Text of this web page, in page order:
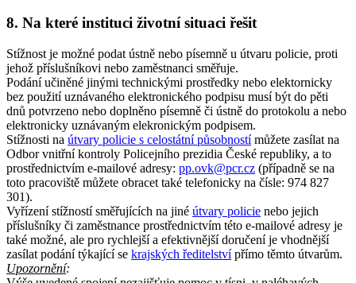
8. Na které instituci životní situaci řešit
Stížnost je možné podat ústně nebo písemně u útvaru policie, proti
jehož příslušníkovi nebo zaměstnanci směřuje.
Podání učiněné jinými technickými prostředky nebo elektornicky
bez použití uznávaného elektronického podpisu musí být do pěti
dnů potvrzeno nebo doplněno písemně či ústně do protokolu a nebo
elektronicky uznávaným elekronickým podpisem.
Stížnosti na útvary policie s celostátní působnostímůžete zasílat na
Odbor vnitřní kontroly Policejního prezidia České republiky, a to
prostřednictvím e-mailové adresy: pp.ovk@pcr.cz (případně se na
toto pracoviště můžete obracet také telefonicky na čísle: 974 827
301).
Vyřízení stížností směřujících na jiné útvary policie nebo jejich
příslušníky či zaměstnance prostřednictvím této e-mailové adresy je
také možné, ale pro rychlejší a efektivnější doručení je vhodnější
zasílat podání týkající se krajských ředitelstvípřímo těmto útvarům.
Upozornění: